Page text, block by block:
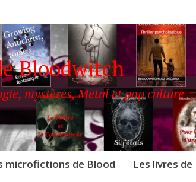
Bloodwitch
mystères, Metal et pop culture
microfictions de Blood Les livres de